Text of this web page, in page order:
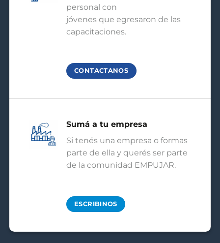
personal con
jóvenes que egresaron de las
capacitaciones.
CONTACTANOS
Sumá a tu empresa
Si tenés una empresa o formas
parte de ella y querés ser parte
de la comunidad EMPUJAR.
ESCRIBINOS